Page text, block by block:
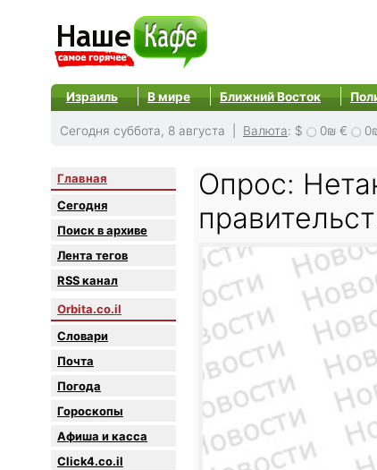
Израиль В мире Ближний Восток
Сегодня суббота, 8 августа | Валюта: $ 0₪ €
Главная
Сегодня
Поиск в архиве
Лента тегов
RSS канал
Orbita.co.il
Словари
Почта
Погода
Гороскопы
Афиша и касса
Click4.co.il
Опрос: